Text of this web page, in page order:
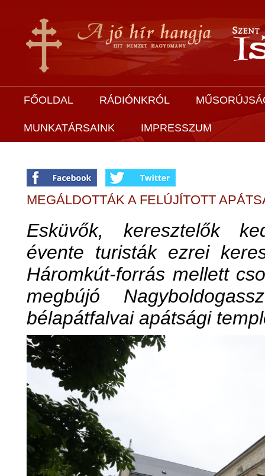
FŐOLDAL RÁDIÓNKRÓL
MUNKATÁRSAINK IMPRESSZUM
MEGÁLDOTTÁK A FELÚJÍTOTT
Esküvők, keresztelők
évente turisták ezrei
Háromkút-forrás mellett
megbújó
bélapátfalvai apátsági